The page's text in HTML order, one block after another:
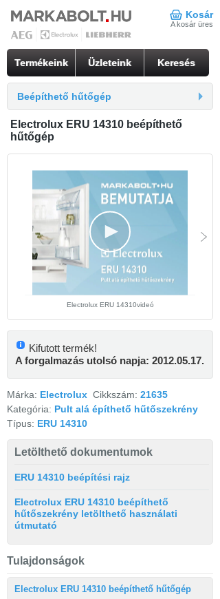
Kosár
A kosár üres
Termékeink Üzleteink Keresés
Beépíthető hűtőgép
Electrolux ERU 14310 beépíthető
hűtőgép
Electrolux ERU 14310videó
Kifutott termék!
A forgalmazás utolsó napja: 2012.05.17.
Márka: Electrolux Cikkszám: 21635
Kategória: Pult alá építhető hűtőszekrény
Típus: ERU 14310
Letölthető dokumentumok
ERU 14310 beépítési rajz
Electrolux ERU 14310 beépíthető
hűtőszekrény letölthető használati
útmutató
Tulajdonságok
Electrolux ERU 14310 beépíthető hűtőgép